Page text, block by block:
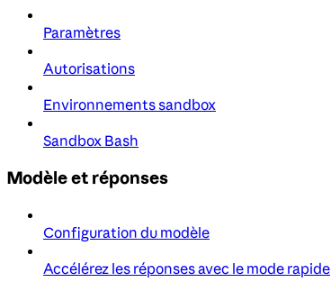
Paramètres
Autorisations
Environnements sandbox
Sandbox Bash
Modèle et réponses
Configuration du modèle
Accélérez les réponses avec le mode rapide